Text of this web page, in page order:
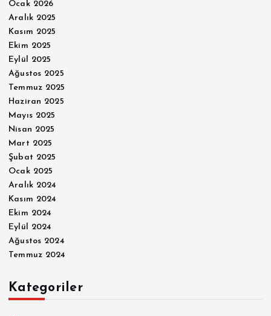
Ocak 2026
Aralık 2025
Kasım 2025
Ekim 2025
Eylül 2025
Ağustos 2025
Temmuz 2025
Haziran 2025
Mayıs 2025
Nisan 2025
Mart 2025
Şubat 2025
Ocak 2025
Aralık 2024
Kasım 2024
Ekim 2024
Eylül 2024
Ağustos 2024
Temmuz 2024
Kategoriler